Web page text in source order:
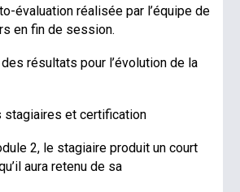
évaluation réalisée par l’équipe de
en fin de session.
résultats pour l’évolution de la
stagiaires et certification
2, le stagiaire produit un court
aura retenu de sa